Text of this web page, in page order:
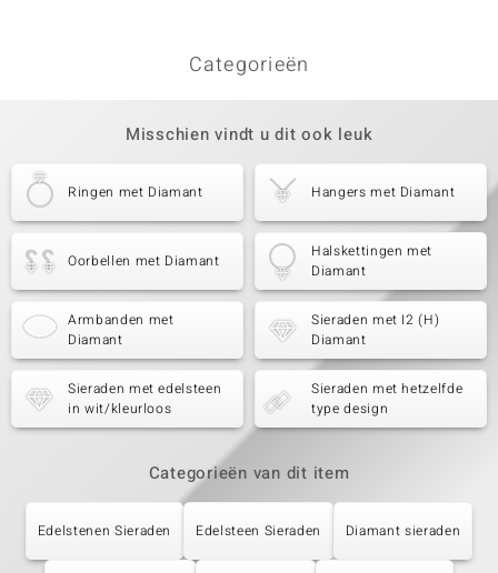
Categorieën
Misschien vindt u dit ook leuk
Ringen met Diamant Hangers met Diamant
Oorbellen met Diamant
Halskettingen met
Diamant
Armbanden met
Diamant
Sieraden met I2 (H)
Diamant
Sieraden met edelsteen
in wit/kleurloos
Sieraden met hetzelfde
type design
Categorieën van dit item
Edelstenen Sieraden Edelsteen Sieraden Diamant sieraden